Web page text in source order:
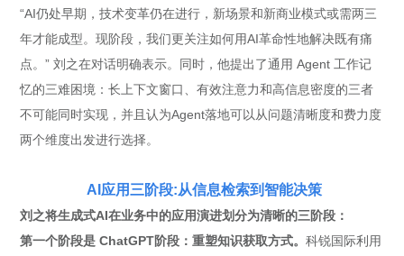
“AI仍处早期，技术变革仍在进行，新场景和新商业模式或需两三
年才能成型。现阶段，我们更关注如何用AI革命性地解决既有痛
点。” 刘之在对话明确表示。同时，他提出了通用 Agent 工作记
忆的三难困境：长上下文窗口、有效注意力和高信息密度的三者
不可能同时实现，并且认为Agent落地可以从问题清晰度和费力度
两个维度出发进行选择。
AI应用三阶段:从信息检索到智能决策
刘之将生成式AI在业务中的应用演进划分为清晰的三阶段：
第一个阶段是 ChatGPT阶段：重塑知识获取方式。科锐国际利用